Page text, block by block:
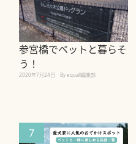
参宮橋でペットと暮らそ
う！
2020年7月24日 By equall編集部
7